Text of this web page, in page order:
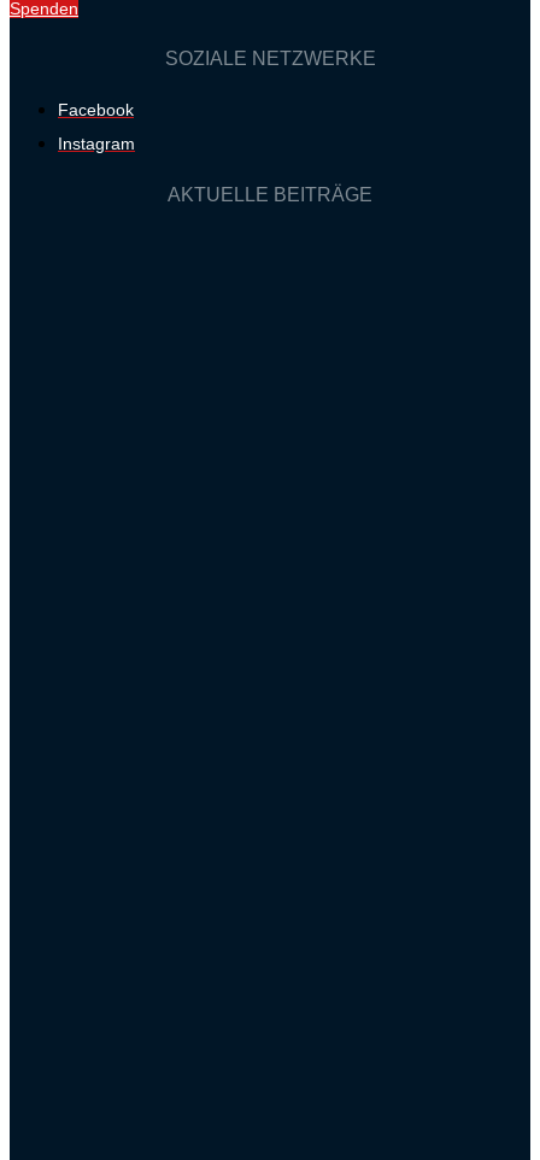
Spenden
SOZIALE NETZWERKE
Facebook
Instagram
AKTUELLE BEITRÄGE